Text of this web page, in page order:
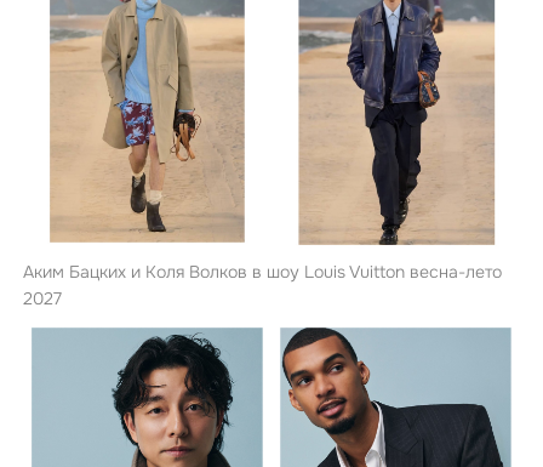
Аким Бацких и Коля Волков в шоу Louis Vuitton весна-лето
2027